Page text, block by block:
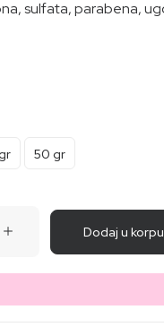
sulfata, parabena,
50 gr
Dodaj u korpu